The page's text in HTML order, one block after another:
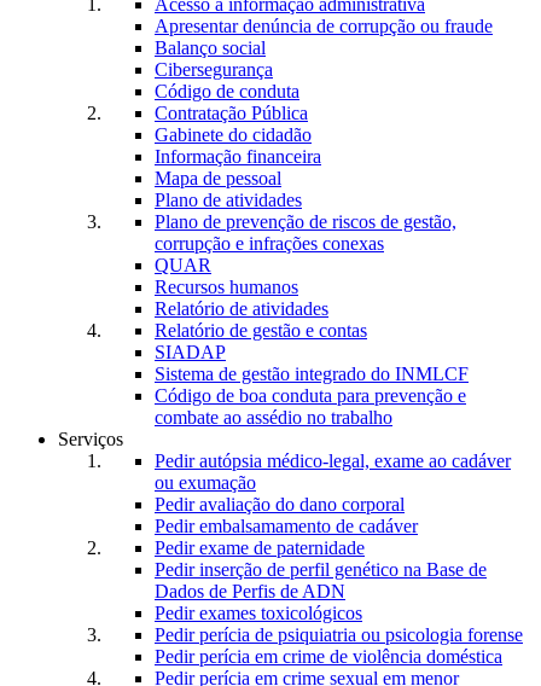
Acesso à informação administrativa
Apresentar denúncia de corrupção ou fraude
Balanço social
Cibersegurança
Código de conduta
Contratação Pública
Gabinete do cidadão
Informação financeira
Mapa de pessoal
Plano de atividades
Plano de prevenção de riscos de gestão,
corrupção e infrações conexas
QUAR
Recursos humanos
Relatório de atividades
Relatório de gestão e contas
SIADAP
Sistema de gestão integrado do INMLCF
Código de boa conduta para prevenção e
combate ao assédio no trabalho
Serviços
Pedir autópsia médico-legal, exame ao cadáver
ou exumação
Pedir avaliação do dano corporal
Pedir embalsamamento de cadáver
Pedir exame de paternidade
Pedir inserção de perfil genético na Base de
Dados de Perfis de ADN
Pedir exames toxicológicos
Pedir perícia de psiquiatria ou psicologia forense
Pedir perícia em crime de violência doméstica
Pedir perícia em crime sexual em menor